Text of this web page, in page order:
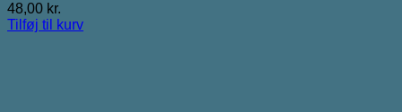
48,00 kr.
Tilføj til kurv